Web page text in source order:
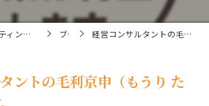
名古屋のコンサルティングなら経営コンサルタント毛利京申 ブログ 経営コンサルタントの毛利京申（もうり たかのぶ）です。
ントの毛利京申（もうり た